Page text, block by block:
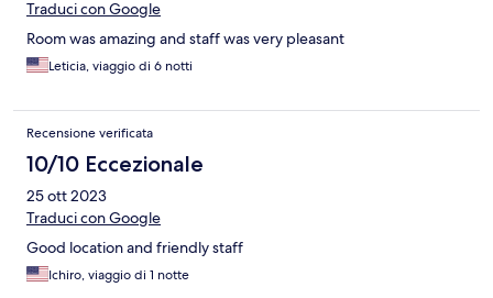
Traduci con Google
Room was amazing and staff was very pleasant
Leticia, viaggio di 6 notti
Recensione verificata
10/10 Eccezionale
25 ott 2023
Traduci con Google
Good location and friendly staff
Ichiro, viaggio di 1 notte